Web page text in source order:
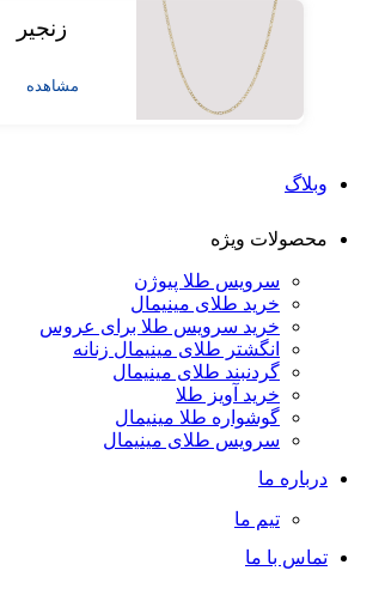
زنجیر
مشاهده
وبلاگ
محصولات ویژه
سرویس طلا پیوژن
خرید طلای مینیمال
خرید سرویس طلا برای عروس
انگشتر طلای مینیمال زنانه
گردنبند طلای مینیمال
خرید آویز طلا
گوشواره طلا مینیمال
سرویس طلای مینیمال
درباره ما
تیم ما
تماس با ما